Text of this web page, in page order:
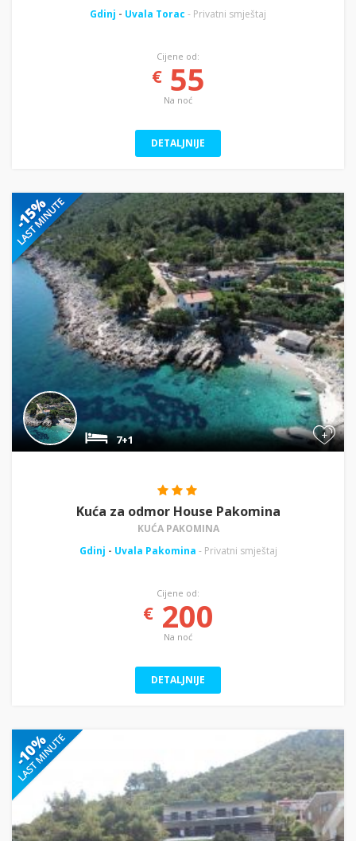
Gdinj - Uvala Torac - Privatni smještaj
Cijene od:
€55
Na noć
DETALJNIJE
+
7+1
Kuća za odmor House Pakomina
KUĆA PAKOMINA
Gdinj - Uvala Pakomina - Privatni smještaj
Cijene od:
€200
Na noć
DETALJNIJE